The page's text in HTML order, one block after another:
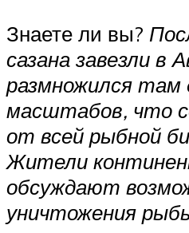
Знаете ли вы?
сазана завезли в
размножился там
масштабов, что
от всей рыбной
Жители
обсуждают
уничтожения